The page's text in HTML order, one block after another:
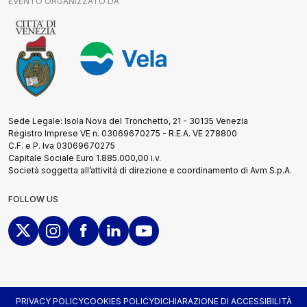
Sede Legale: Isola Nova del Tronchetto, 21 - 30135 Venezia
Registro Imprese VE n. 03069670275 - R.E.A. VE 278800
C.F. e P. Iva 03069670275
Capitale Sociale Euro 1.885.000,00 i.v.
Società soggetta all’attività di direzione e coordinamento di Avm S.p.A.
FOLLOW US
PRIVACY POLICYCOOKIES POLICYDICHIARAZIONE DI ACCESSIBILITÀ